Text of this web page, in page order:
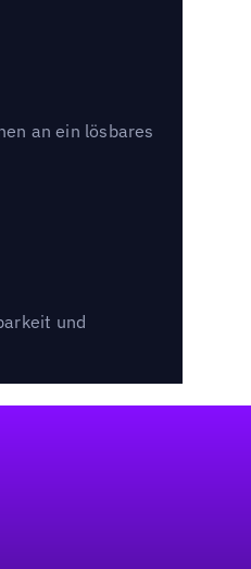
an ein lösbares
und